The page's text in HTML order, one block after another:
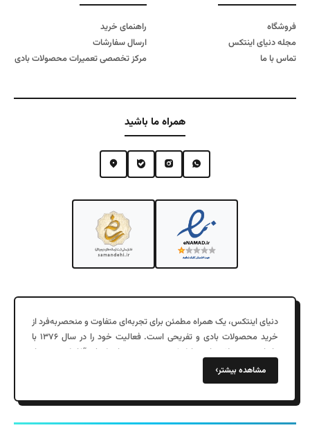
فروشگاه
مجله دنیای اینتکس
تماس با ما
راهنمای خرید
ارسال سفارشات
مرکز تخصصی تعمیرات محصولات بادی
همراه ما باشید
دنیای اینتکس، یک همراه مطمئن برای تجربه‌ای متفاوت و منحصربه‌فرد از
خرید محصولات بادی و تفریحی است. فعالیت خود را در سال ۱۳۷۶ با
واردات محصولات بادی با کیفیت در جزیره زیبای کیش آغاز کرد. پس از
دفتر مرکزی خود را در تهران افتتاح کردیم و فروش اینترنتی را به خدمات
خود اضافه کردیم.
مشاهده بیشتر›